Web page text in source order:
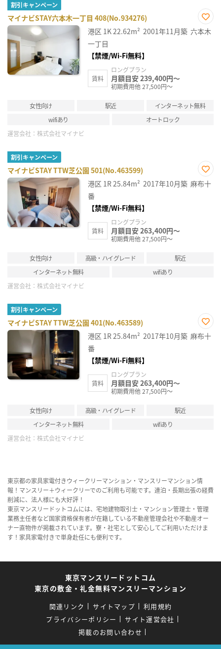
割引キャンペーン
マイナビSTAY六本木一丁目 408(No.934276)
お気
に入
港区 1K22.62m² 2001年11月築 六本木
一丁目
【禁煙/Wi-Fi無料】
賃料
ロングプラン
月額目安 239,400円～
初期費用他 27,500円～
女性向け 駅近
インターネット無料
wifiあり
オートロック
運営会社： 株式会社マイナビ
割引キャンペーン
マイナビSTAY TTW芝公園 501(No.463599)
お気
に入
港区 1R25.84m² 2017年10月築 麻布十
番
【禁煙/Wi-Fi無料】
賃料
ロングプラン
月額目安 263,400円～
初期費用他 27,500円～
女性向け 高級・ハイグレード
駅近
インターネット無料
wifiあり
運営会社： 株式会社マイナビ
割引キャンペーン
マイナビSTAY TTW芝公園 401(No.463589)
お気
に入
港区 1R25.84m² 2017年10月築 麻布十
番
【禁煙/Wi-Fi無料】
賃料
ロングプラン
月額目安 263,400円～
初期費用他 27,500円～
女性向け 高級・ハイグレード
駅近
インターネット無料
wifiあり
運営会社： 株式会社マイナビ
東京都の家具家電付きウィークリーマンション・マンスリーマンション情
報！マンスリー＋ウィークリーでのご利用も可能です。連泊・長期出張の経費
削減に、法人様にも大好評！
東京マンスリードットコムには、宅地建物取引士・マンション管理士・管理
業務主任者など国家資格保有者が在籍している不動産管理会社や不動産オー
ナー直物件が掲載されています。寮・社宅として安心してご利用いただけま
す！家具家電付きで単身赴任にも便利です。
東京マンスリードットコム
東京の敷金・礼金無料マンスリーマンション
関連リンク サイトマップ
利用規約
プライバシーポリシー
サイト運営会社
掲載のお問い合わせ